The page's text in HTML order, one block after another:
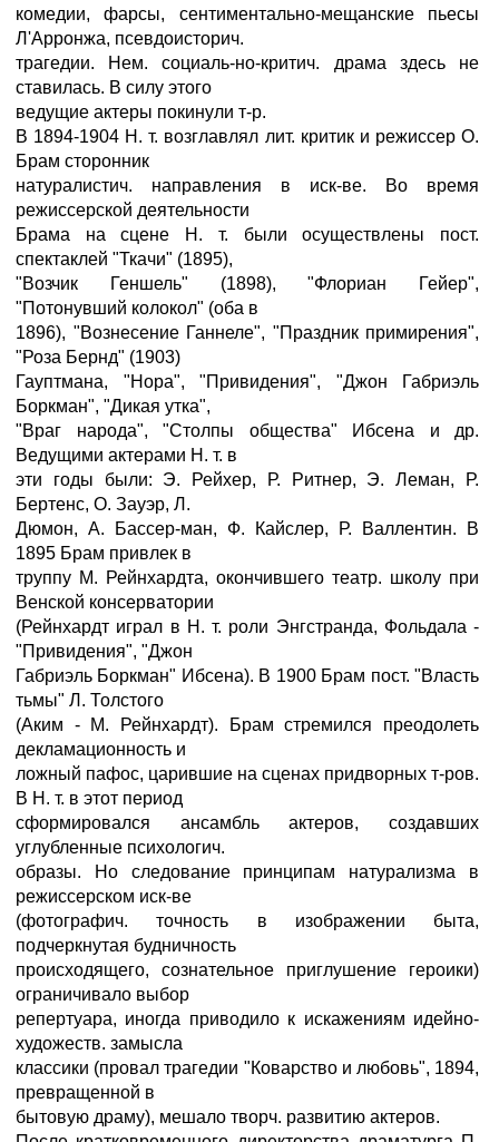
комедии, фарсы, сентиментально-мещанские пьесы
Л'Арронжа, псевдоисторич.
трагедии. Нем. социаль-но-критич. драма здесь не
ставилась. В силу этого
ведущие актеры покинули т-р.
В 1894-1904 Н. т. возглавлял лит. критик и режиссер О.
Брам сторонник
натуралистич. направления в иск-ве. Во время
режиссерской деятельности
Брама на сцене Н. т. были осуществлены пост.
спектаклей "Ткачи" (1895),
"Возчик Геншель" (1898), "Флориан Гейер",
"Потонувший колокол" (оба в
1896), "Вознесение Ганнеле", "Праздник примирения",
"Роза Бернд" (1903)
Гауптмана, "Нора", "Привидения", "Джон Габриэль
Боркман", "Дикая утка",
"Враг народа", "Столпы общества" Ибсена и др.
Ведущими актерами Н. т. в
эти годы были: Э. Рейхер, Р. Ритнер, Э. Леман, Р.
Бертенс, О. Зауэр, Л.
Дюмон, А. Бассер-ман, Ф. Кайслер, Р. Валлентин. В
1895 Брам привлек в
труппу М. Рейнхардта, окончившего театр. школу при
Венской консерватории
(Рейнхардт играл в Н. т. роли Энгстранда, Фольдала -
"Привидения", "Джон
Габриэль Боркман" Ибсена). В 1900 Брам пост. "Власть
тьмы" Л. Толстого
(Аким - М. Рейнхардт). Брам стремился преодолеть
декламационность и
ложный пафос, царившие на сценах придворных т-ров.
В Н. т. в этот период
сформировался ансамбль актеров, создавших
углубленные психологич.
образы. Но следование принципам натурализма в
режиссерском иск-ве
(фотографич. точность в изображении быта,
подчеркнутая будничность
происходящего, сознательное приглушение героики)
ограничивало выбор
репертуара, иногда приводило к искажениям идейно-
художеств. замысла
классики (провал трагедии "Коварство и любовь", 1894,
превращенной в
бытовую драму), мешало творч. развитию актеров.